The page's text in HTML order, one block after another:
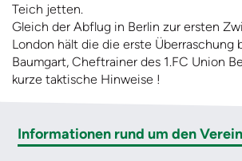
Teich jetten.
Gleich der Abflug in Berlin zur ersten
London hält die die erste Überraschung
Baumgart, Cheftrainer des 1.FC Union
kurze taktische Hinweise !
Informationen rund um den Verein